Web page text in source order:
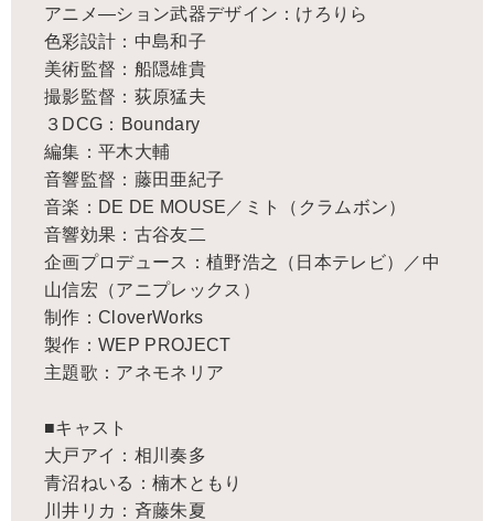
アニメ―ション武器デザイン：けろりら
色彩設計：中島和子
美術監督：船隠雄貴
撮影監督：荻原猛夫
３DCG：Boundary
編集：平木大輔
音響監督：藤田亜紀子
音楽：DE DE MOUSE／ミト（クラムボン）
音響効果：古谷友二
企画プロデュース：植野浩之（日本テレビ）／中
山信宏（アニプレックス）
制作：CloverWorks
製作：WEP PROJECT
主題歌：アネモネリア
■キャスト
大戸アイ：相川奏多
青沼ねいる：楠木ともり
川井リカ：斉藤朱夏